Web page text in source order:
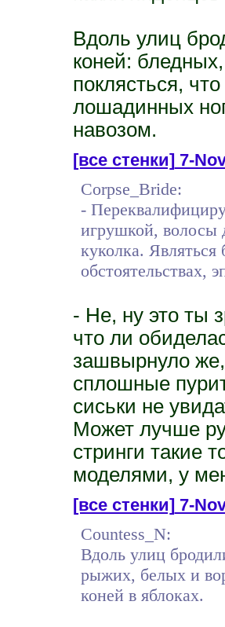
Вдоль улиц
коней:
поклясться,
лошадинных
навозом.
[все стенки]7-
Corpse_Bride:
-
игрушкой, волосы
куколка.
обстоятельствах,
- Не, ну это ты
что ли
зашвырнуло же,
сплошные
сиськи не
Может лучше
стринги такие
моделями, у
[все стенки]7-
Countess_N:
Вдоль улиц
рыжих, белых и
коней в яблоках.